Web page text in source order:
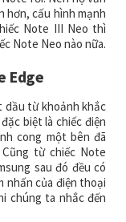
hơn, cấu hình mạnh
Note III Neo thì
Note Neo nào nữa.
Edge
dầu từ khoảnh khắc
biệt là chiếc điện
cong một bên đã
từ chiếc Note
sau đó đều có
nhấn của điện thoại
chúng ta nhắc đến